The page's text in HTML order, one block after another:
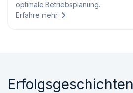
optimale Betriebsplanung.
Erfahre mehr
Erfolgsgeschichten